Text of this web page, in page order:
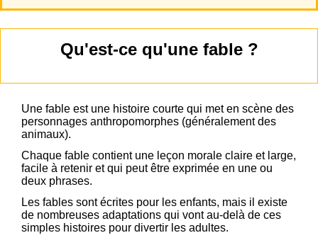
Qu'est-ce qu'une fable ?
Une fable est une histoire courte qui met en scène des
personnages anthropomorphes (généralement des
animaux).
Chaque fable contient une leçon morale claire et large,
facile à retenir et qui peut être exprimée en une ou
deux phrases.
Les fables sont écrites pour les enfants, mais il existe
de nombreuses adaptations qui vont au-delà de ces
simples histoires pour divertir les adultes.